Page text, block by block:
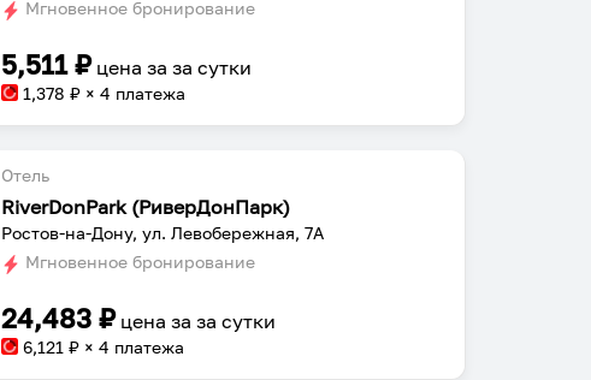
Мгновенное бронирование
5,511₽ цена заза сутки
1,378 ₽ × 4 платежа
Отель
RiverDonPark (РиверДонПарк)
Ростов-на-Дону, ул. Левобережная, 7А
Мгновенное бронирование
24,483 ₽ цена заза сутки
6,121 ₽ × 4 платежа